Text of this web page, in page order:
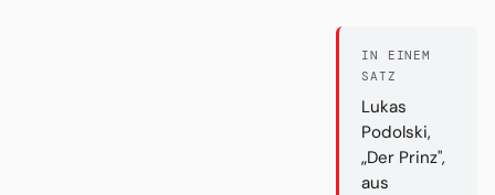
IN EINEM
SATZ
Lukas
Podolski,
„Der Prinz",
aus